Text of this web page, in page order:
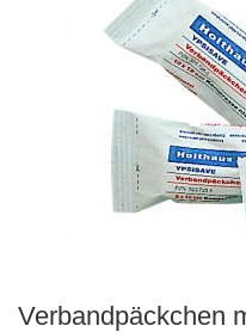
Verbandpäckchen